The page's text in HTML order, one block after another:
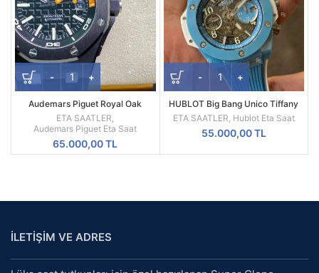
Audemars Piguet Royal Oak
Offshore Diver 15707CE Ceramic
Kasa Siyah Turuncu
ETA SAATLER
Audemars Piguet Eta Saat
65.000,00TL
HUBLOT Big Bang Unico Tiffany
Blue Ceramic Skeleton Kadran
42mm
ETA SAATLER Hublot Eta Saat
55.000,00TL
İLETİŞİM VE ADRES